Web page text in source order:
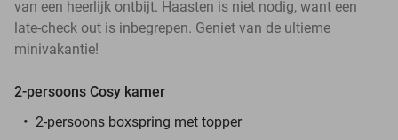
van een heerlijk ontbijt. Haasten is niet nodig, want een
late-check out is inbegrepen. Geniet van de ultieme
minivakantie!
2-persoons Cosy kamer
2-persoons boxspring met topper